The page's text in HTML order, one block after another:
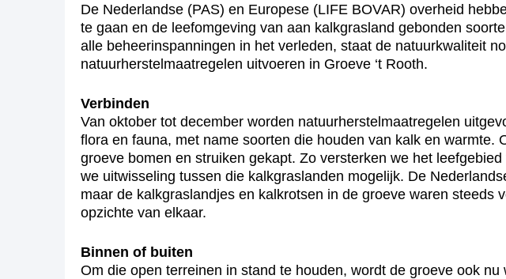
De Nederlandse (PAS) en Europese (LIFE BOVAR) overheid
te gaan en de leefomgeving van aan kalkgrasland gebonden
alle beheerinspanningen in het verleden, staat de natuurkwaliteit
natuurherstelmaatregelen uitvoeren in Groeve ‘t Rooth.
Verbinden
Van oktober tot december worden natuurherstelmaatregelen
flora en fauna, met name soorten die houden van kalk en
groeve bomen en struiken gekapt. Zo versterken we het
we uitwisseling tussen die kalkgraslanden mogelijk. De
maar de kalkgraslandjes en kalkrotsen in de groeve waren
opzichte van elkaar.
Binnen of buiten
Om die open terreinen in stand te houden, wordt de groeve ook